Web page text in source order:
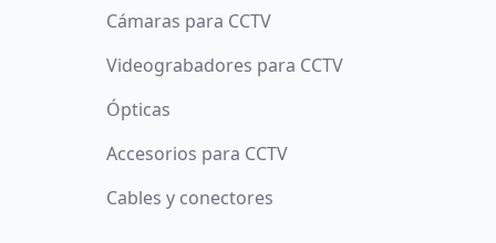
Cámaras para CCTV
Videograbadores para CCTV
Ópticas
Accesorios para CCTV
Cables y conectores